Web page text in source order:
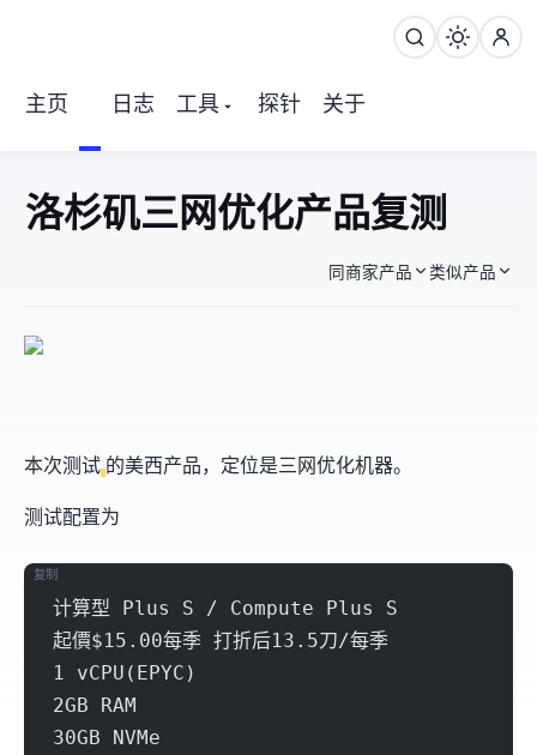
主页 日志 工具 探针 关于
FlawlessNode 洛杉矶三网优化产品 复测
同商家产品 类似产品
本次测试 的美西Los Angeles产品，定位是三网优化机器。
测试配置为
计算型 Plus S / Compute Plus S
起價$15.00每季 打折后13.5刀/每季
1 vCPU(EPYC)
2GB RAM
30GB NVMe
复制